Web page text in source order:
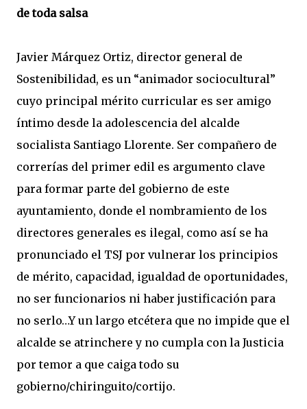
de toda salsa
Javier Márquez Ortiz, director general de
Sostenibilidad, es un “animador sociocultural”
cuyo principal mérito curricular es ser amigo
íntimo desde la adolescencia del alcalde
socialista Santiago Llorente. Ser compañero de
correrías del primer edil es argumento clave
para formar parte del gobierno de este
ayuntamiento, donde el nombramiento de los
directores generales es ilegal, como así se ha
pronunciado el TSJ por vulnerar los principios
de mérito, capacidad, igualdad de oportunidades,
no ser funcionarios ni haber justificación para
no serlo…Y un largo etcétera que no impide que el
alcalde se atrinchere y no cumpla con la Justicia
por temor a que caiga todo su
gobierno/chiringuito/cortijo.